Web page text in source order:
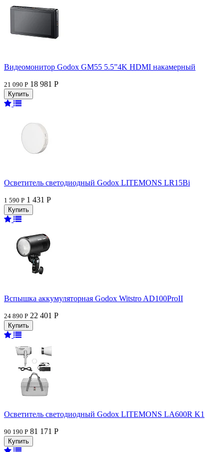
Видеомонитор Godox GM55 5.5”4K HDMI накамерный
21 090 Р 18 981 Р
Осветитель светодиодный Godox LITEMONS LR15Bi
1 590 Р 1 431 Р
Вспышка аккумуляторная Godox Witstro AD100ProII
24 890 Р 22 401 Р
Осветитель светодиодный Godox LITEMONS LA600R K1
90 190 Р 81 171 Р